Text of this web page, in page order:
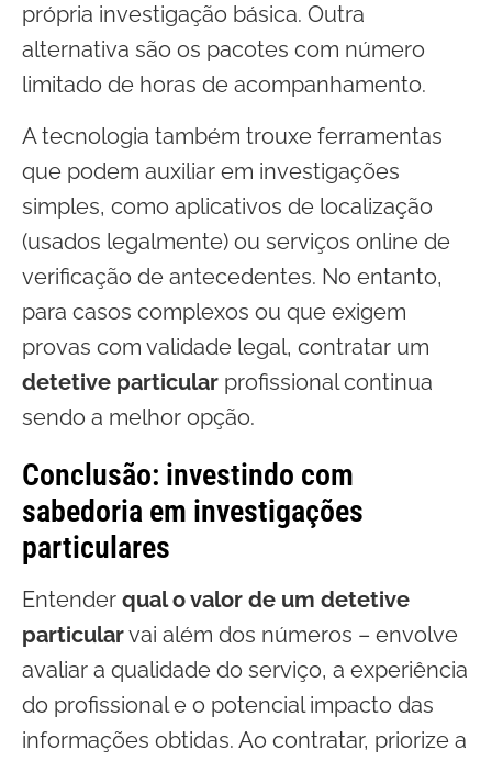
própria investigação básica. Outra
alternativa são os pacotes com número
limitado de horas de acompanhamento.
A tecnologia também trouxe ferramentas
que podem auxiliar em investigações
simples, como aplicativos de localização
(usados legalmente) ou serviços online de
verificação de antecedentes. No entanto,
para casos complexos ou que exigem
provas com validade legal, contratar um
detetive particular profissional continua
sendo a melhor opção.
Conclusão: investindo com
sabedoria em investigações
particulares
Entender qual o valor de um detetive
particularvai além dos números – envolve
avaliar a qualidade do serviço, a experiência
do profissional e o potencial impacto das
informações obtidas. Ao contratar, priorize a